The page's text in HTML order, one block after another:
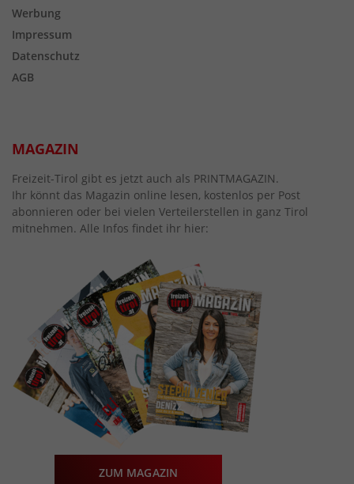
Werbung
Impressum
Datenschutz
AGB
MAGAZIN
Freizeit-Tirol gibt es jetzt auch als PRINTMAGAZIN.
Ihr könnt das Magazin online lesen, kostenlos per Post
abonnieren oder bei vielen Verteilerstellen in ganz Tirol
mitnehmen. Alle Infos findet ihr hier:
ZUM MAGAZIN